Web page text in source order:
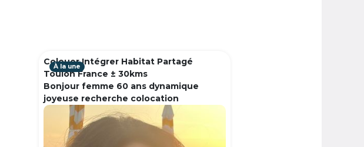
Colouer Intégrer Habitat Partagé
Toulon France ± 30kms
Bonjour femme 60 ans dynamique
joyeuse recherche colocation
À la une